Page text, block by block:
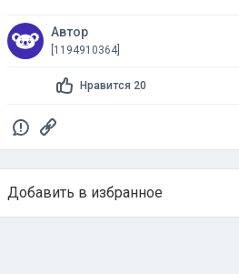
Автор
[1194910364]
Нравится 20
Добавить в избранное
Тема в избранном